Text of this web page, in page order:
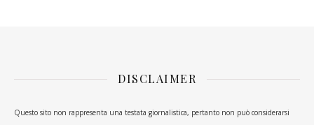
DISCLAIMER
Questo sito non rappresenta una testata giornalistica, pertanto non può considerarsi